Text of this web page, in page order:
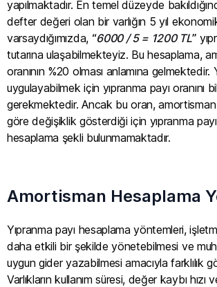
yapılmaktadır. En temel düzeyde
defter değeri olan bir varlığın 5 yıl
varsaydığımızda, “6000 / 5 = 1200 TL”
tutarına ulaşabilmekteyiz. Bu hesaplama,
oranının %20 olması anlamına gelmektedir.
uygulayabilmek için yıpranma payı oranını
gerekmektedir. Ancak bu oran,
göre değişiklik gösterdiği için yıpranma
hesaplama şekli bulunmamaktadır.
Amortisman Hesaplama
Yıpranma payı hesaplama yöntemleri,
daha etkili bir şekilde yönetebilmesi ve
uygun gider yazabilmesi amacıyla farklılık
Varlıkların kullanım süresi, değer kaybı hızı